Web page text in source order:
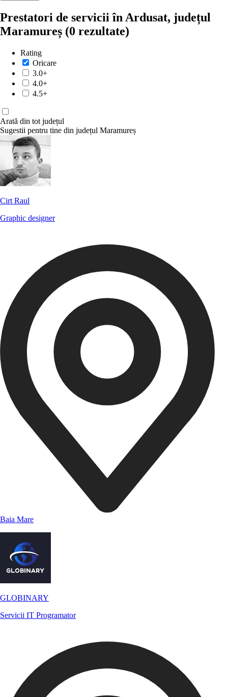
Prestatori de servicii în Ardusat, județul
Maramureș (0 rezultate)
Rating
Oricare
3.0+
4.0+
4.5+
Arată din tot județul
Sugestii pentru tine din județul Maramureș
Cirt Raul
Graphic designer
Baia Mare
GLOBINARY
Servicii IT Programator